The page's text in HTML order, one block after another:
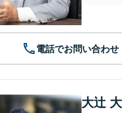
電話でお問い合わせ
大辻